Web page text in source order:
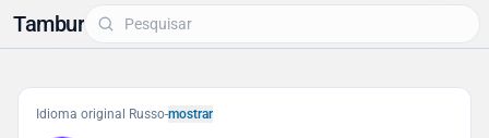
Tambur
Idioma original Russo-mostrar